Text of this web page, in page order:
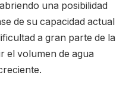
una posibilidad
de su capacidad actual
a gran parte de la
el volumen de agua